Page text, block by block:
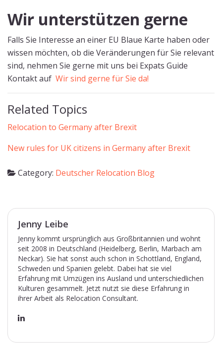
Wir unterstützen gerne
Falls Sie Interesse an einer EU Blaue Karte haben oder
wissen möchten, ob die Veränderungen für Sie relevant
sind, nehmen Sie gerne mit uns bei Expats Guide
Kontakt auf Wir sind gerne für Sie da!
Related Topics
Relocation to Germany after Brexit
New rules for UK citizens in Germany after Brexit
Category: Deutscher Relocation Blog
Jenny Leibe
Jenny kommt ursprünglich aus Großbritannien und wohnt
seit 2008 in Deutschland (Heidelberg, Berlin, Marbach am
Neckar). Sie hat sonst auch schon in Schottland, England,
Schweden und Spanien gelebt. Dabei hat sie viel
Erfahrung mit Umzügen ins Ausland und unterschiedlichen
Kulturen gesammelt. Jetzt nutzt sie diese Erfahrung in
ihrer Arbeit als Relocation Consultant.